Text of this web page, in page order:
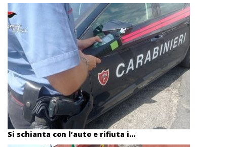
Si schianta con l’auto e rifiuta i...